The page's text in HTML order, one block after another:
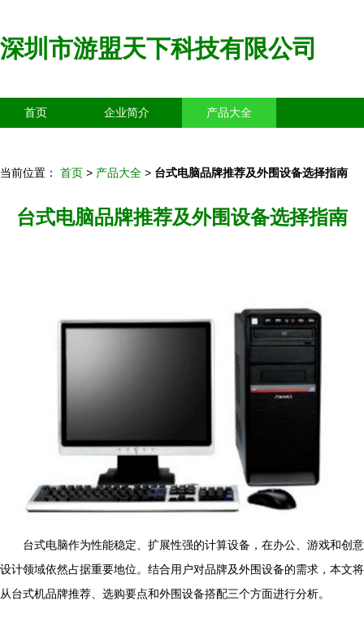
深圳市游盟天下科技有限公司
首页 企业简介 产品大全
当前位置： 首页 > 产品大全 > 台式电脑品牌推荐及外围设备选择指南
台式电脑品牌推荐及外围设备选择指南
台式电脑作为性能稳定、扩展性强的计算设备，在办公、游戏和创意
设计领域依然占据重要地位。结合用户对品牌及外围设备的需求，本文将
从台式机品牌推荐、选购要点和外围设备搭配三个方面进行分析。